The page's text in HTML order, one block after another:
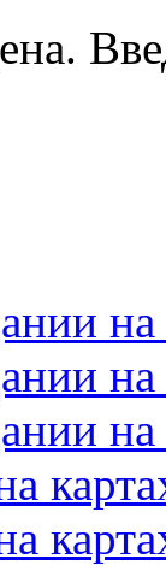
на
на
на